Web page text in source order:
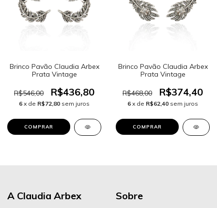
Brinco Pavão Claudia Arbex
Prata Vintage
R$546,00 R$436,80
6 x de R$72,80 sem juros
Brinco Pavão Claudia Arbex
Prata Vintage
R$468,00 R$374,40
6 x de R$62,40 sem juros
A Claudia Arbex Sobre